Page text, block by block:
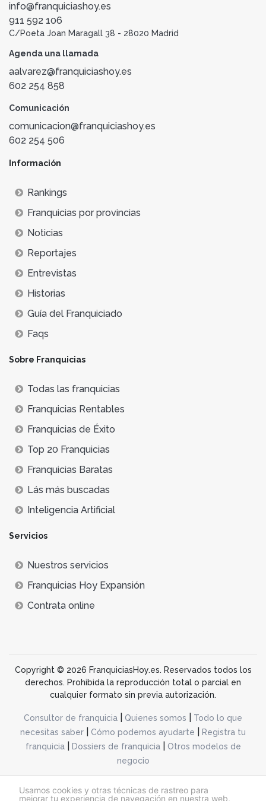
Usamos cookies y otras técnicas de rastreo para
mejorar tu experiencia de navegación en nuestra web,
info@franquiciashoy.es
911 592 106
C/Poeta Joan Maragall 38 - 28020 Madrid
Agenda una llamada
aalvarez@franquiciashoy.es
602 254 858
Comunicación
comunicacion@franquiciashoy.es
602 254 506
Información
Rankings
Franquicias por provincias
Noticias
Reportajes
Entrevistas
Historias
Guía del Franquiciado
Faqs
Sobre Franquicias
Todas las franquicias
Franquicias Rentables
Franquicias de Éxito
Top 20 Franquicias
Franquicias Baratas
Lás más buscadas
Inteligencia Artificial
Servicios
Nuestros servicios
Franquicias Hoy Expansión
Contrata online
Copyright © 2026 FranquiciasHoy.es. Reservados todos los
derechos. Prohibida la reproducción total o parcial en
cualquier formato sin previa autorización.
Consultor de franquicia Quienes somos
Todo lo que
necesitas saber
Cómo podemos ayudarte
Registra tu
franquicia| Dossiers de franquicia|
Otros modelos de
negocio